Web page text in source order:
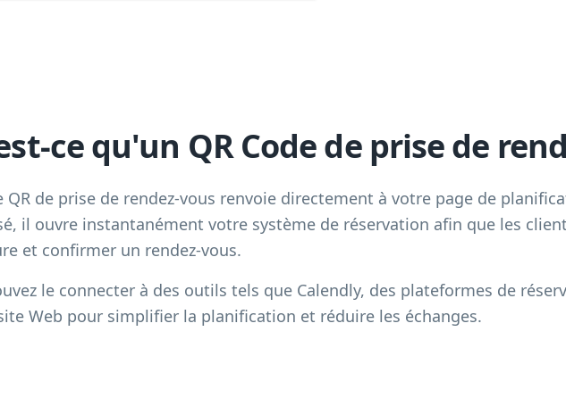
ce qu'un QR Code de prise de
QR de prise de rendez-vous renvoie directement à votre page de
il ouvre instantanément votre système de réservation afin que les
et confirmer un rendez-vous.
le connecter à des outils tels que Calendly, des plateformes de
Web pour simplifier la planification et réduire les échanges.